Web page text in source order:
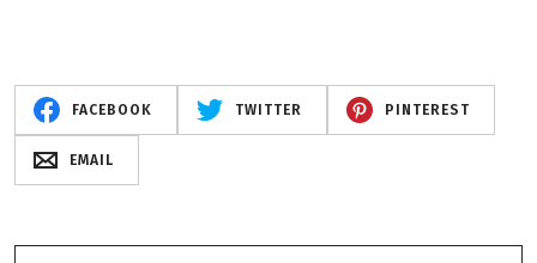
FACEBOOK TWITTER PINTEREST
EMAIL